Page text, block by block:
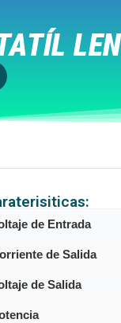
de Entrada
de Salida
de Salida